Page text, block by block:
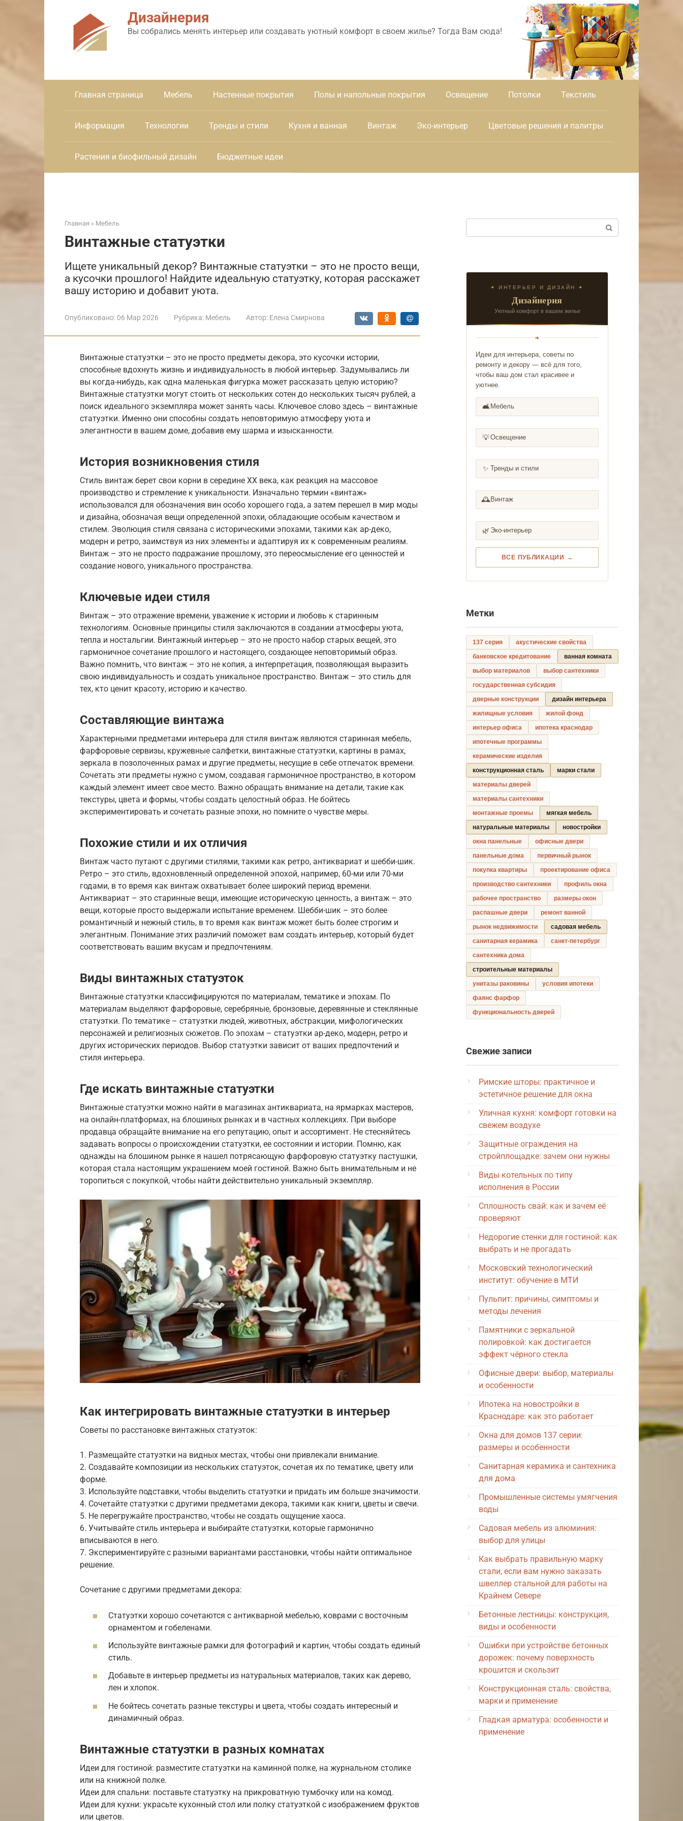
Дизайнерия
Вы собрались менять интерьер или создавать уютный комфорт в своем жилье? Тогда Вам сюда!
Главная страница Мебель Настенные покрытия Полы и напольные покрытия Освещение Потолки Текстиль
Информация Технологии Тренды и стили Кухня и ванная Винтаж Эко-интерьер Цветовые решения и палитры
Растения и биофильный дизайн Бюджетные идеи
Главная » Мебель
Винтажные статуэтки
Ищете уникальный декор? Винтажные статуэтки – это не просто вещи,
а кусочки прошлого! Найдите идеальную статуэтку, которая расскажет
вашу историю и добавит уюта.
Опубликовано: 06 Мар 2026 Рубрика: Мебель Автор: Елена Смирнова
Винтажные статуэтки – это не просто предметы декора, это кусочки истории,
способные вдохнуть жизнь и индивидуальность в любой интерьер. Задумывались ли
вы когда-нибудь, как одна маленькая фигурка может рассказать целую историю?
Винтажные статуэтки могут стоить от нескольких сотен до нескольких тысяч рублей, а
поиск идеального экземпляра может занять часы. Ключевое слово здесь – винтажные
статуэтки. Именно они способны создать неповторимую атмосферу уюта и
элегантности в вашем доме, добавив ему шарма и изысканности.
История возникновения стиля
Стиль винтаж берет свои корни в середине XX века, как реакция на массовое
производство и стремление к уникальности. Изначально термин «винтаж»
использовался для обозначения вин особо хорошего года, а затем перешел в мир моды
и дизайна, обозначая вещи определенной эпохи, обладающие особым качеством и
стилем. Эволюция стиля связана с историческими эпохами, такими как ар-деко,
модерн и ретро, заимствуя из них элементы и адаптируя их к современным реалиям.
Винтаж – это не просто подражание прошлому, это переосмысление его ценностей и
создание нового, уникального пространства.
Ключевые идеи стиля
Винтаж – это отражение времени, уважение к истории и любовь к старинным
технологиям. Основные принципы стиля заключаются в создании атмосферы уюта,
тепла и ностальгии. Винтажный интерьер – это не просто набор старых вещей, это
гармоничное сочетание прошлого и настоящего, создающее неповторимый образ.
Важно помнить, что винтаж – это не копия, а интерпретация, позволяющая выразить
свою индивидуальность и создать уникальное пространство. Винтаж – это стиль для
тех, кто ценит красоту, историю и качество.
Составляющие винтажа
Характерными предметами интерьера для стиля винтаж являются старинная мебель,
фарфоровые сервизы, кружевные салфетки, винтажные статуэтки, картины в рамах,
зеркала в позолоченных рамах и другие предметы, несущие в себе отпечаток времени.
Сочетать эти предметы нужно с умом, создавая гармоничное пространство, в котором
каждый элемент имеет свое место. Важно обращать внимание на детали, такие как
текстуры, цвета и формы, чтобы создать целостный образ. Не бойтесь
экспериментировать и сочетать разные эпохи, но помните о чувстве меры.
Похожие стили и их отличия
Винтаж часто путают с другими стилями, такими как ретро, антиквариат и шебби-шик.
Ретро – это стиль, вдохновленный определенной эпохой, например, 60-ми или 70-ми
годами, в то время как винтаж охватывает более широкий период времени.
Антиквариат – это старинные вещи, имеющие историческую ценность, а винтаж – это
вещи, которые просто выдержали испытание временем. Шебби-шик – это более
романтичный и нежный стиль, в то время как винтаж может быть более строгим и
элегантным. Понимание этих различий поможет вам создать интерьер, который будет
соответствовать вашим вкусам и предпочтениям.
Виды винтажных статуэток
Винтажные статуэтки классифицируются по материалам, тематике и эпохам. По
материалам выделяют фарфоровые, серебряные, бронзовые, деревянные и стеклянные
статуэтки. По тематике – статуэтки людей, животных, абстракции, мифологических
персонажей и религиозных сюжетов. По эпохам – статуэтки ар-деко, модерн, ретро и
других исторических периодов. Выбор статуэтки зависит от ваших предпочтений и
стиля интерьера.
Где искать винтажные статуэтки
Винтажные статуэтки можно найти в магазинах антиквариата, на ярмарках мастеров,
на онлайн-платформах, на блошиных рынках и в частных коллекциях. При выборе
продавца обращайте внимание на его репутацию, опыт и ассортимент. Не стесняйтесь
задавать вопросы о происхождении статуэтки, ее состоянии и истории. Помню, как
однажды на блошином рынке я нашел потрясающую фарфоровую статуэтку пастушки,
которая стала настоящим украшением моей гостиной. Важно быть внимательным и не
торопиться с покупкой, чтобы найти действительно уникальный экземпляр.
Как интегрировать винтажные статуэтки в интерьер
Советы по расстановке винтажных статуэток:
1. Размещайте статуэтки на видных местах, чтобы они привлекали внимание.
2. Создавайте композиции из нескольких статуэток, сочетая их по тематике, цвету или
форме.
3. Используйте подставки, чтобы выделить статуэтки и придать им больше значимости.
4. Сочетайте статуэтки с другими предметами декора, такими как книги, цветы и свечи.
5. Не перегружайте пространство, чтобы не создать ощущение хаоса.
6. Учитывайте стиль интерьера и выбирайте статуэтки, которые гармонично
вписываются в него.
7. Экспериментируйте с разными вариантами расстановки, чтобы найти оптимальное
решение.
Сочетание с другими предметами декора:
Статуэтки хорошо сочетаются с антикварной мебелью, коврами с восточным
орнаментом и гобеленами.
Используйте винтажные рамки для фотографий и картин, чтобы создать единый
стиль.
Добавьте в интерьер предметы из натуральных материалов, таких как дерево,
лен и хлопок.
Не бойтесь сочетать разные текстуры и цвета, чтобы создать интересный и
динамичный образ.
Винтажные статуэтки в разных комнатах
Идеи для гостиной: разместите статуэтки на каминной полке, на журнальном столике
или на книжной полке.
Идеи для спальни: поставьте статуэтку на прикроватную тумбочку или на комод.
Идеи для кухни: украсьте кухонный стол или полку статуэткой с изображением фруктов
или цветов.
✦ ИНТЕРЬЕР И ДИЗАЙН ✦
Дизайнерия
Уютный комфорт в вашем жилье
❧
Идеи для интерьера, советы по
ремонту и декору — всё для того,
чтобы ваш дом стал красивее и
уютнее.
🛋️ Мебель
💡Освещение
✨ Тренды и стили
🕰️ Винтаж
🌿 Эко-интерьер
ВСЕ ПУБЛИКАЦИИ →
Метки
137 серия
акустические свойства
банковское кредитование
ванная комната
выбор материалов
выбор сантехники
государственная субсидия
дверные конструкции
дизайн интерьера
жилищные условия
жилой фонд
интерьер офиса
ипотека краснодар
ипотечные программы
керамические изделия
конструкционная сталь
марки стали
материалы дверей
материалы сантехники
монтажные проемы
мягкая мебель
натуральные материалы
новостройки
окна панельные
офисные двери
панельные дома
первичный рынок
покупка квартиры
проектирование офиса
производство сантехники
профиль окна
рабочее пространство
размеры окон
распашные двери
ремонт ванной
рынок недвижимости
садовая мебель
санитарная керамика
санкт-петербург
сантехника дома
строительные материалы
унитазы раковины
условия ипотеки
фаянс фарфор
функциональность дверей
Свежие записи
Римские шторы: практичное и
эстетичное решение для окна
Уличная кухня: комфорт готовки на
свежем воздухе
Защитные ограждения на
стройплощадке: зачем они нужны
Виды котельных по типу
исполнения в России
Сплошность свай: как и зачем её
проверяют
Недорогие стенки для гостиной: как
выбрать и не прогадать
Московский технологический
институт: обучение в МТИ
Пульпит: причины, симптомы и
методы лечения
Памятники с зеркальной
полировкой: как достигается
эффект чёрного стекла
Офисные двери: выбор, материалы
и особенности
Ипотека на новостройки в
Краснодаре: как это работает
Окна для домов 137 серии:
размеры и особенности
Санитарная керамика и сантехника
для дома
Промышленные системы умягчения
воды
Садовая мебель из алюминия:
выбор для улицы
Как выбрать правильную марку
стали, если вам нужно заказать
швеллер стальной для работы на
Крайнем Севере
Бетонные лестницы: конструкция,
виды и особенности
Ошибки при устройстве бетонных
дорожек: почему поверхность
крошится и скользит
Конструкционная сталь: свойства,
марки и применение
Гладкая арматура: особенности и
применение